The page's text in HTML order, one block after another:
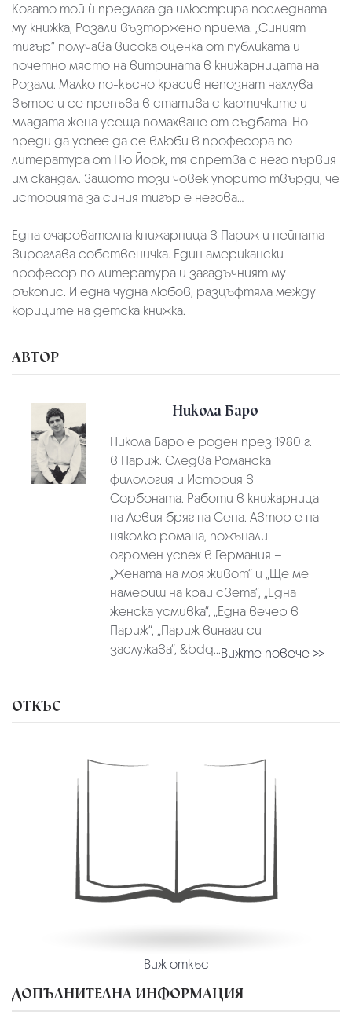
Когато той ѝ предлага да илюстрира последната
му книжка, Розали възторжено приема. „Синият
тигър” получава висока оценка от публиката и
почетно място на витрината в книжарницата на
Розали. Малко по-късно красив непознат нахлува
вътре и се препъва в статива с картичките и
младата жена усеща помахване от съдбата. Но
преди да успее да се влюби в професора по
литература от Ню Йорк, тя спретва с него първия
им скандал. Защото този човек упорито твърди, че
историята за синия тигър е негова…
Една очарователна книжарница в Париж и нейната
вироглава собственичка. Един американски
професор по литература и загадъчният му
ръкопис. И една чудна любов, разцъфтяла между
кориците на детска книжка.
АВТОР
Никола Баро
Никола Баро е роден през 1980 г.
в Париж. Следва Романска
филология и История в
Сорбоната. Работи в книжарница
на Левия бряг на Сена. Автор е на
няколко романа, пожънали
огромен успех в Германия –
„Жената на моя живот“ и „Ще ме
намериш на край света“, „Една
женска усмивка“, „Една вечер в
Париж“, „Париж винаги си
заслужава“, &bdq...Вижте повече >>
ОТКЪС
Виж откъс
ДОПЪЛНИТЕЛНА ИНФОРМАЦИЯ